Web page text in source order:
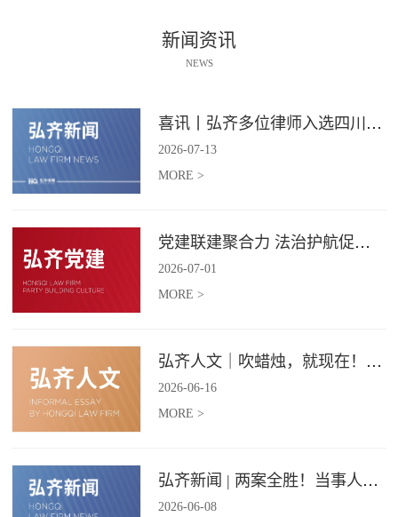
新闻资讯
NEWS
喜讯丨弘齐多位律师入选四川省破产管理人协会工作委员会委员
2026-07-13
MORE >
党建联建聚合力 法治护航促振兴 | 弘齐律所党支部与龙星村党委联合开展庆 “七一” 主题党日活动
2026-07-01
MORE >
弘齐人文｜吹蜡烛，就现在！弘齐第二季度生日会如约而至
2026-06-16
MORE >
弘齐新闻 | 两案全胜！当事人赠 “律法精湛 不负重托” 锦旗致谢
2026-06-08